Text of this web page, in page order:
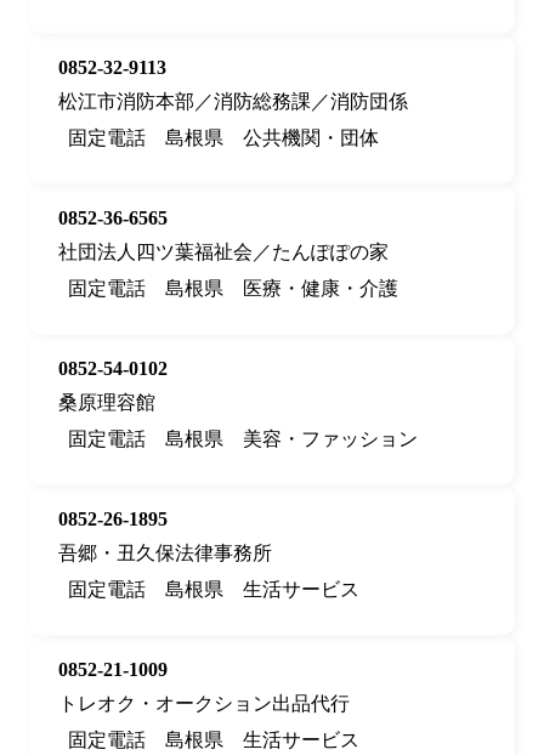
0852-32-9113
松江市消防本部／消防総務課／消防団係
固定電話
島根県 公共機関・団体
0852-36-6565
社団法人四ツ葉福祉会／たんぽぽの家
固定電話
島根県 医療・健康・介護
0852-54-0102
桑原理容館
固定電話
島根県 美容・ファッション
0852-26-1895
吾郷・丑久保法律事務所
固定電話
島根県 生活サービス
0852-21-1009
トレオク・オークション出品代行
固定電話
島根県 生活サービス